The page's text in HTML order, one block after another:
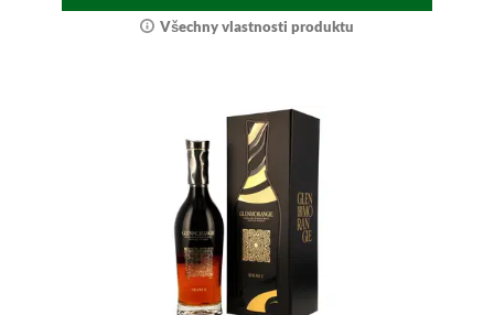
Všechny vlastnosti produktu